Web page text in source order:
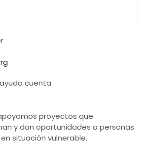
proyectos que
y dan oportunidades a personas
situación vulnerable.